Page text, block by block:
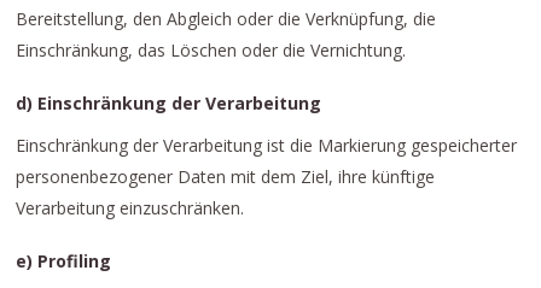
Bereitstellung, den Abgleich oder die Verknüpfung, die
Einschränkung, das Löschen oder die Vernichtung.
d) Einschränkung der Verarbeitung
Einschränkung der Verarbeitung ist die Markierung gespeicherter
personenbezogener Daten mit dem Ziel, ihre künftige
Verarbeitung einzuschränken.
e) Profiling